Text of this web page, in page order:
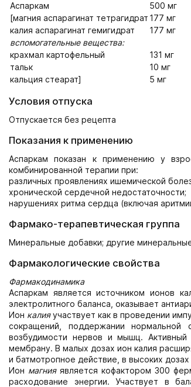
Аспаркам
500 мг
[магния аспарагинат тетрагидрат 177 мг
калия аспарагинат гемигидрат
177 мг
вспомогательные вещества:
крахмал картофельный
131 мг
тальк
10 мг
кальция стеарат]
5 мг
Условия отпуска
Отпускается без рецепта
Показания к применению
Аспаркам показан к применению у
комбинированной терапии при:
различных проявлениях ишемической
хронической сердечной недостаточности;
нарушениях ритма сердца (включая
Фармако-терапевтическая группа
Минеральные добавки; другие
Фармакологические свойства
Фармакодинамика
Аспаркам является источником ионов
электролитного баланса, оказывает
Ион калияучаствует как в проведении
сокращений, поддержании
возбудимости нервов и мышц. Активный
мембрану. В малых дозах ион калия
и батмотропное действие, в высоких
Ион магнияявляется кофактором 300
расходование энергии. Участвует в